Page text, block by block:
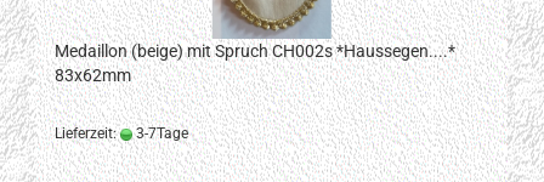
Medaillon (beige) mit Spruch CH002s *Haussegen....*
83x62mm
Lieferzeit: 3-7Tage